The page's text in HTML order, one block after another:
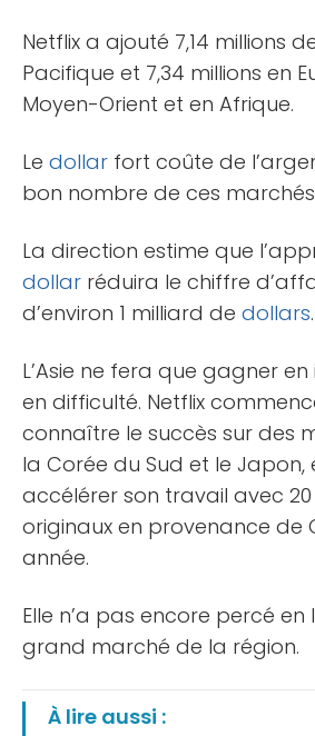
Netflix a ajouté 7,14 millions
Pacifique et 7,34 millions en
Moyen-Orient et en Afrique.
Le dollar fort coûte de
bon nombre de ces
La direction estime que
dollar réduira le chiffre
d’environ 1 milliard de dollars.
L’Asie ne fera que gagner
en difficulté. Netflix
connaître le succès sur des
la Corée du Sud et le Japon,
accélérer son travail avec
originaux en provenance de
année.
Elle n’a pas encore percé en
grand marché de la région.
À lire aussi :